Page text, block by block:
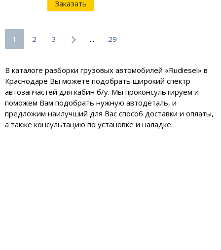
Заказать
1 2 3 ... 29
В каталоге разборки грузовых автомобилей «Rudiesel» в
Краснодаре Вы можете подобрать широкий спектр
автозапчастей для кабин б/у. Мы проконсультируем и
поможем Вам подобрать нужную автодеталь, и
предложим наилучший для Вас способ доставки и оплаты,
а также консультацию по установке и наладке.